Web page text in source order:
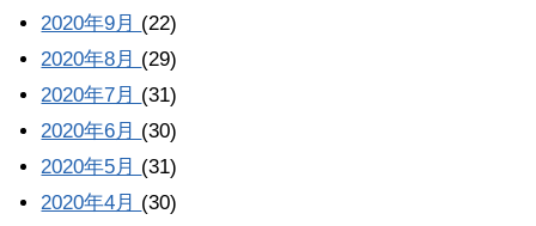
2020年9月 (22)
2020年8月 (29)
2020年7月 (31)
2020年6月 (30)
2020年5月 (31)
2020年4月 (30)